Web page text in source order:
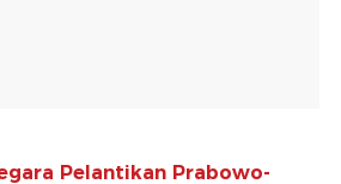
Pelantikan Prabowo-